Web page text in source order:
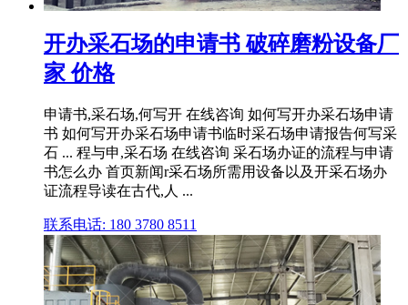
开办采石场的申请书 破碎磨粉设备厂
家 价格
申请书,采石场,何写开 在线咨询 如何写开办采石场申请
书 如何写开办采石场申请书临时采石场申请报告何写采
石 ... 程与申,采石场 在线咨询 采石场办证的流程与申请
书怎么办 首页新闻r采石场所需用设备以及开采石场办
证流程导读在古代,人 ...
联系电话: 180 3780 8511